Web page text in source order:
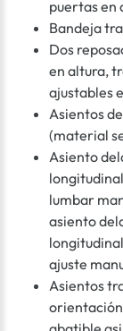
puertas en
Bandeja
Dos
en altura,
ajustables
Asientos
(material
Asiento
lumbar
asiento
ajuste
Asientos